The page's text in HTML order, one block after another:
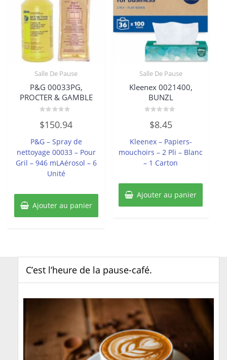
Salle De Pause
P&G 00033PG,
PROCTER & GAMBLE
0
sur
$150.94
P&G – Spray de
nettoyage 00033 – Pour
Gril – 946 mLAérosol – 6
Unité
Ajouter au panier
Salle De Pause
Kleenex 0021400,
BUNZL
sur
$8.45
Kleenex – Papiers-
mouchoirs – 2 Pli – Blanc
– 1 Carton
Ajouter au panier
C’est l’heure de la pause-café.